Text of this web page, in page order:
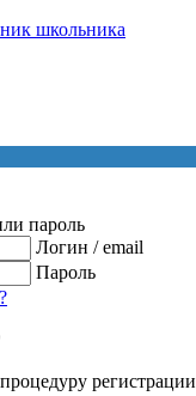
школьника
пароль
Логин / email
Пароль
регистрации